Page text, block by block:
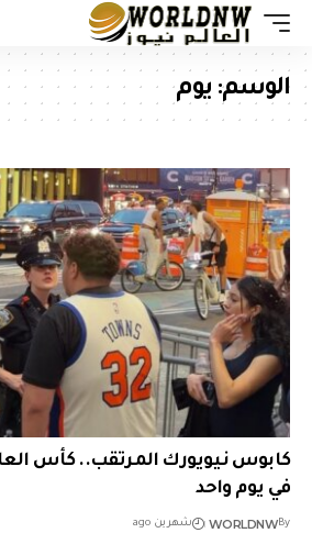
الوسم: يوم
كابوس نيويورك المرتقب.. كأس
في يوم واحد
By
WORLDNW شهرين ago